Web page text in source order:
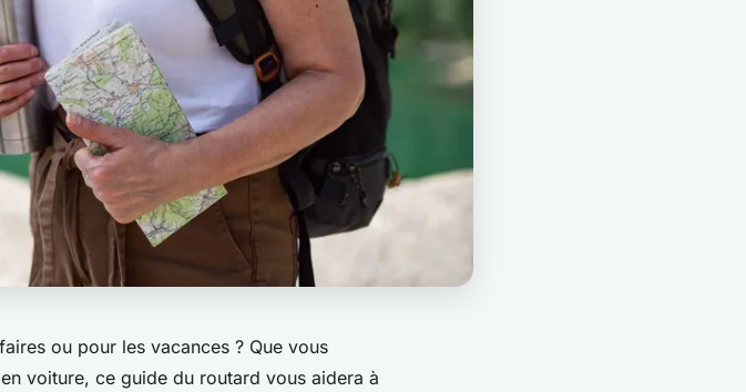
ou pour les vacances ? Que vous
voiture, ce guide du routard vous aidera à